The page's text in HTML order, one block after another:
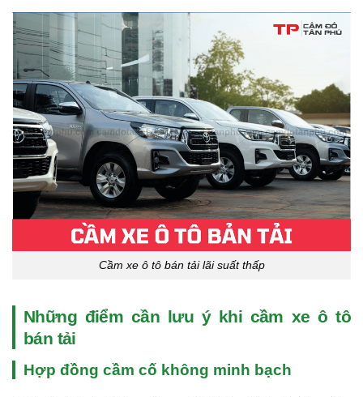
Cầm xe ô tô bán tải lãi suất thấp
Những điểm cần lưu ý khi cầm xe ô tô
bán tải
Hợp đồng cầm cố không minh bạch